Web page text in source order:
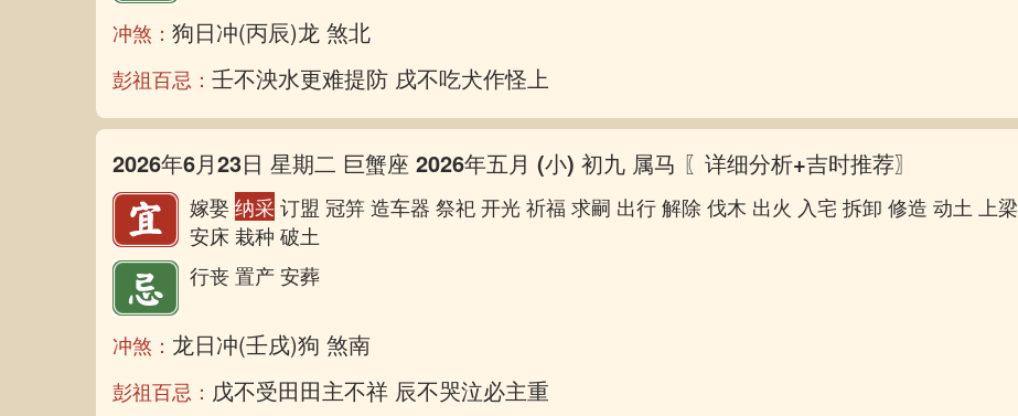
冲煞： 狗日冲(丙辰)龙 煞北
彭祖百忌： 壬不泱水更难提防 戌不吃犬作怪上床
2026年6月23日 星期二 巨蟹座 2026年五月 (小) 初九 属马 〖详细分析+吉时推荐〗
嫁娶纳采订盟 冠笄 造车器 祭祀 开光 祈福 求嗣 出行 解除 伐木 出火 入宅 拆卸 修造 动土 上梁
安床 栽种 破土
行丧 置产 安葬
冲煞： 龙日冲(壬戌)狗 煞南
彭祖百忌： 戊不受田田主不祥 辰不哭泣必主重丧